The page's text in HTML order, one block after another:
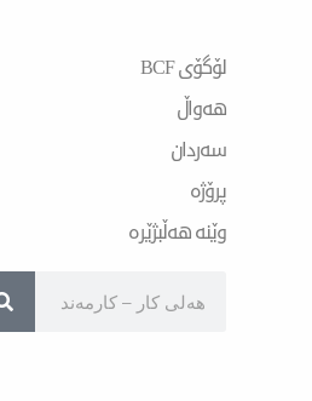
لۆگۆی BCF
هەواڵ
سەردان
پرۆژە
وێنە هەڵبژێرە